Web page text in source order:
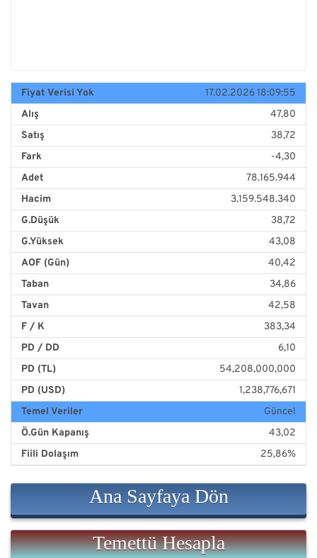
Fiyat Verisi Yok
17.02.2026 18:09:55
Alış
47,80
Satış
38,72
Fark
-4,30
Adet
78.165.944
Hacim
3.159.548.340
G.Düşük
38,72
G.Yüksek
43,08
AOF (Gün)
40,42
Taban
34,86
Tavan
42,58
F / K
383,34
PD / DD
6,10
PD (TL)
54,208,000,000
PD (USD)
1,238,776,671
Temel Veriler
Güncel
Ö.Gün Kapanış
43,02
Fiili Dolaşım
25,86%
Ana Sayfaya Dön
Temettü Hesapla